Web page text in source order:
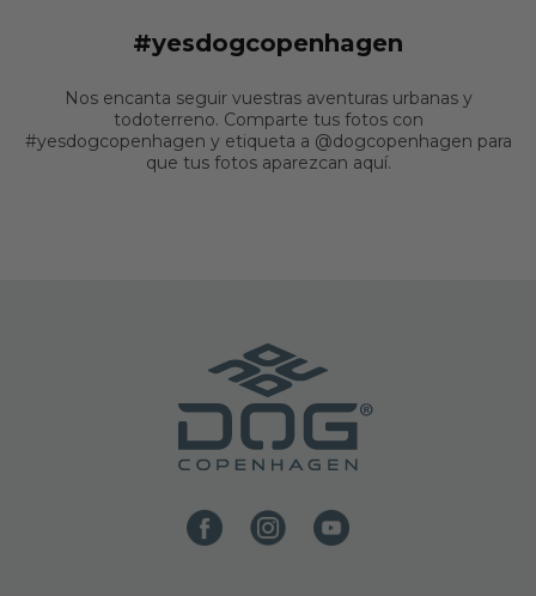
#yesdogcopenhagen
Nos encanta seguir vuestras aventuras urbanas y
todoterreno. Comparte tus fotos con
#yesdogcopenhagen y etiqueta a @dogcopenhagen para
que tus fotos aparezcan aquí.